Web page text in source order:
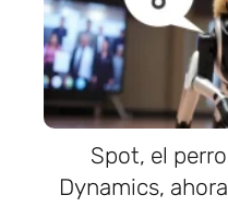
Spot, el
Dynamics,